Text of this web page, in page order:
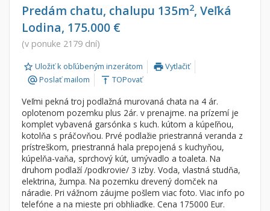
Predaj
Prenájom
Od:
Do:
Lokalita
×
×
Košický (kraj)
Byt
Garsónky
Dvojgarsónky
Dom
Vila
Chalupa
Predám chatu, chalupu 135m2, Veľká
Lodina, 175.000 €
(v ponuke 2179 dní)
Uložiť k obľúbeným inzerátom printVytlačiť
alternate_emailPoslať mailom vertical_align_top TOPovať
Veľmi pekná troj podlažná murovaná chata na 4 ár.
oplotenom pozemku plus 2ár. v prenajme. na prízemí je
komplet vybavená garsónka s kuch. kútom a kúpeľňou,
kotolňa s práčovňou. Prvé podlažie priestranná veranda z
prístreškom, priestranná hala prepojená s kuchyňou,
kúpelňa-vaňa, sprchový kút, umývadlo a toaleta. Na
druhom podlaží /podkrovie/ 3 izby. Voda, vlastná studňa,
elektrina, žumpa. Na pozemku drevený domček na
náradie. Pri vážnom záujme pošlem viac foto. Viac info po
telefóne a na mieste pri obhliadke. Cena 175000 Eur.